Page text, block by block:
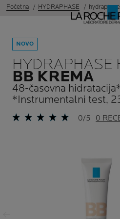
Početna HYDRAPHASE
NOVO
HYDRAPHASE
BB KREMA
48-časovna
*Instrumentalni test,
0/5 0